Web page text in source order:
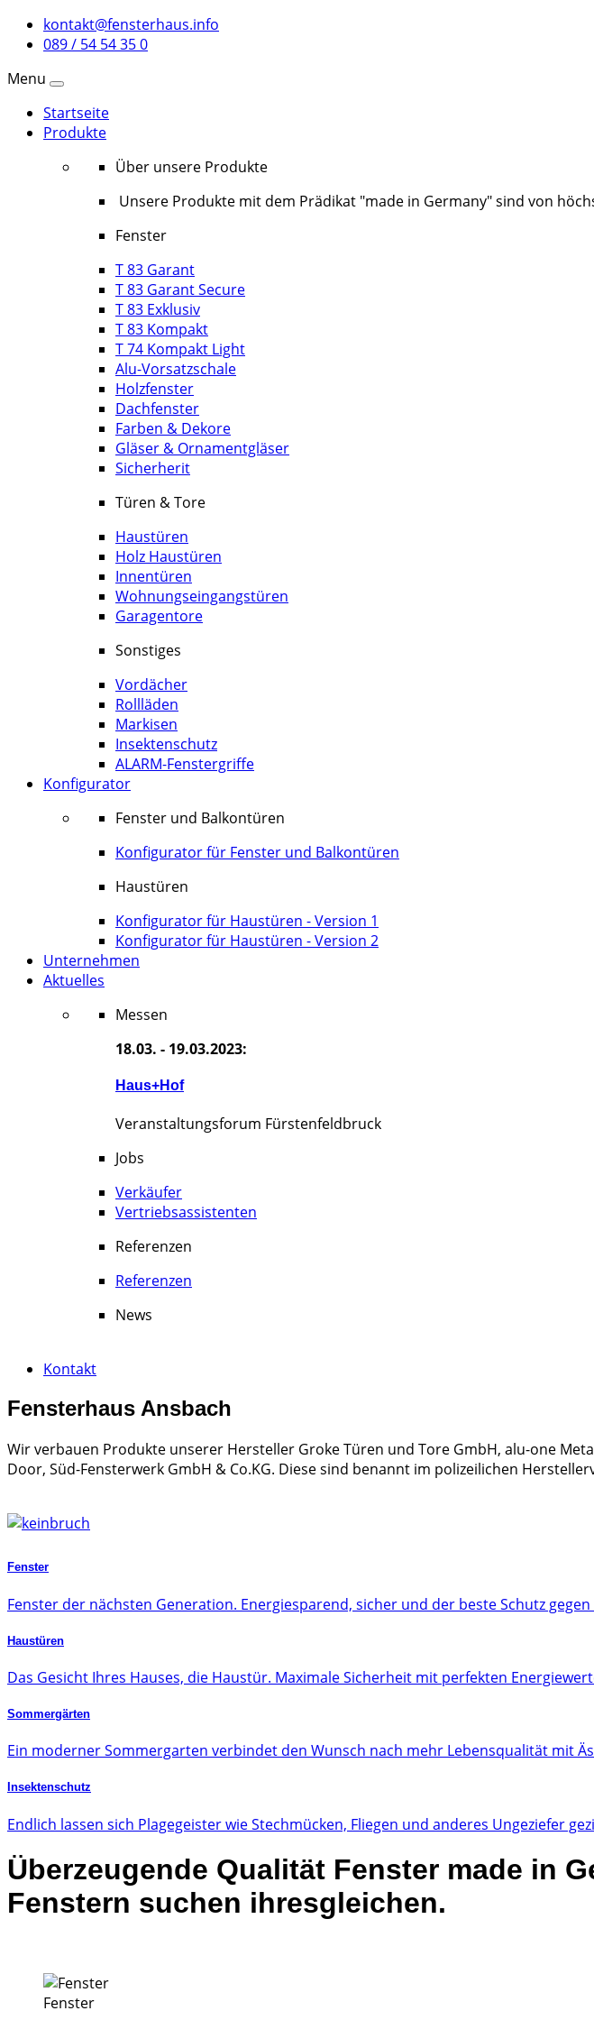
kontakt@fensterhaus.info
089 / 54 54 35 0
Menu
Startseite
Produkte
Über unsere Produkte
Unsere Produkte mit dem Prädikat "made in Germany" sind von
Fenster
T 83 Garant
T 83 Garant Secure
T 83 Exklusiv
T 83 Kompakt
T 74 Kompakt Light
Alu-Vorsatzschale
Holzfenster
Dachfenster
Farben & Dekore
Gläser & Ornamentgläser
Sicherherit
Türen & Tore
Haustüren
Holz Haustüren
Innentüren
Wohnungseingangstüren
Garagentore
Sonstiges
Vordächer
Rollläden
Markisen
Insektenschutz
ALARM-Fenstergriffe
Konfigurator
Fenster und Balkontüren
Konfigurator für Fenster und Balkontüren
Haustüren
Konfigurator für Haustüren - Version 1
Konfigurator für Haustüren - Version 2
Unternehmen
Aktuelles
Messen
18.03. - 19.03.2023:
Haus+Hof
Veranstaltungsforum Fürstenfeldbruck
Jobs
Verkäufer
Vertriebsassistenten
Referenzen
Referenzen
News
Kontakt
Fensterhaus Ansbach
Wir verbauen Produkte unserer Hersteller Groke Türen und Tore GmbH, alu-one
Door, Süd-Fensterwerk GmbH & Co.KG. Diese sind benannt im polizeilichen
Fenster
Fenster der nächsten Generation. Energiesparend, sicher und der beste Schutz gegen
Haustüren
Das Gesicht Ihres Hauses, die Haustür. Maximale Sicherheit mit perfekten
Sommergärten
Ein moderner Sommergarten verbindet den Wunsch nach mehr Lebensqualität mit
Insektenschutz
Endlich lassen sich Plagegeister wie Stechmücken, Fliegen und anderes Ungeziefer
Überzeugende Qualität Fenster made in
Fenstern suchen ihresgleichen.
Fenster